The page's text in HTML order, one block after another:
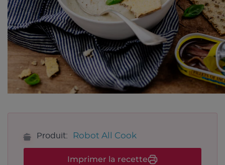
Produit: Robot All Cook
Imprimer la recette